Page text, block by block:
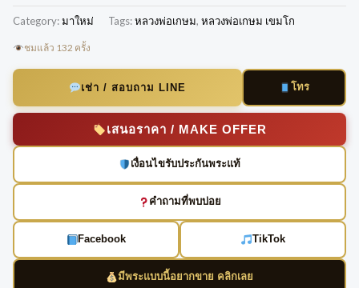
Category:มาใหม่ Tags:หลวงพ่อเกษม, หลวงพ่อเกษม เขมโก
ชมแล้ว 132 ครั้ง
เช่า / สอบถาม LINE โทร
เสนอราคา / MAKE OFFER
เงื่อนไขรับประกันพระแท้
คำถามที่พบบ่อย
Facebook TikTok
มีพระแบบนี้อยากขาย คลิกเลย